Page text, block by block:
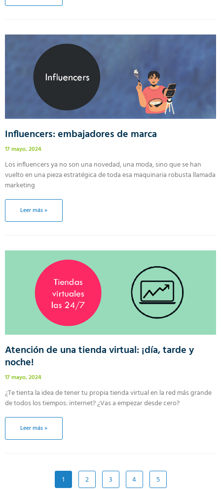
Influencers: embajadores de marca
17 mayo, 2024
Los influencers ya no son una novedad, una moda, sino que se han
vuelto en una pieza estratégica de toda esa maquinaria robusta llamada
marketing
Leer más »
Atención de una tienda virtual: ¡día, tarde y
noche!
17 mayo, 2024
¿Te tienta la idea de tener tu propia tienda virtual en la red más grande
de todos los tiempos: internet? ¿Vas a empezar desde cero?
Leer más »
1 2 3 4 5